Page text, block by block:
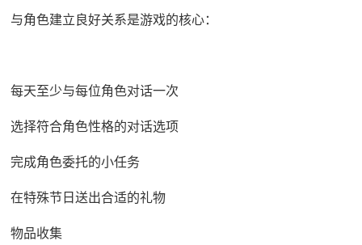
与角色建立良好关系是游戏的核心：
每天至少与每位角色对话一次
选择符合角色性格的对话选项
完成角色委托的小任务
在特殊节日送出合适的礼物
物品收集